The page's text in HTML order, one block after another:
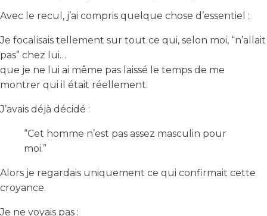
Avec le recul, j’ai compris quelque chose d’essentiel :
Je focalisais tellement sur tout ce qui, selon moi, “n’allait
pas” chez lui…
que je ne lui ai même pas laissé le temps de me
montrer qui il était réellement.
J’avais déjà décidé :
“Cet homme n’est pas assez masculin pour
moi.”
Alors je regardais uniquement ce qui confirmait cette
croyance.
Je ne voyais pas :